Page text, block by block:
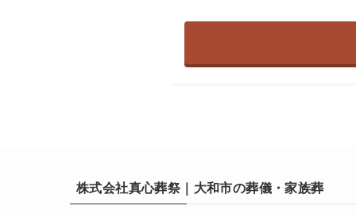
株式会社真心葬祭｜大和市の葬儀・家族葬